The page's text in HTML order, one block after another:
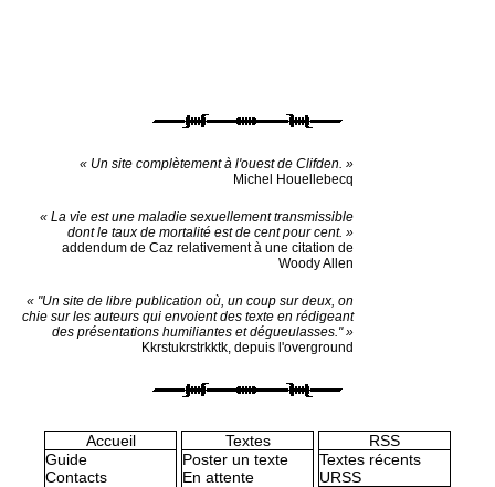
« Un site complètement à l'ouest de Clifden. »
Michel Houellebecq
« La vie est une maladie sexuellement transmissible
dont le taux de mortalité est de cent pour cent. »
addendum de Caz relativement à une citation de
Woody Allen
« "Un site de libre publication où, un coup sur deux, on
chie sur les auteurs qui envoient des texte en rédigeant
des présentations humiliantes et dégueulasses." »
Kkrstukrstrkktk, depuis l'overground
Accueil
Guide
Contacts
Textes
Poster un texte
En attente
RSS
Textes récents
URSS